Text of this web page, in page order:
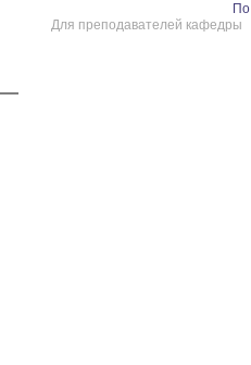
Для преподавателей кафедры